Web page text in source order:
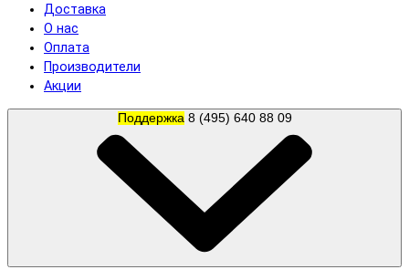
Доставка
О нас
Оплата
Производители
Акции
Поддержка 8 (495) 640 88 09